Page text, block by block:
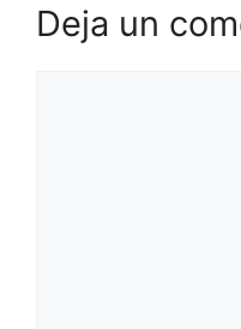
Deja un